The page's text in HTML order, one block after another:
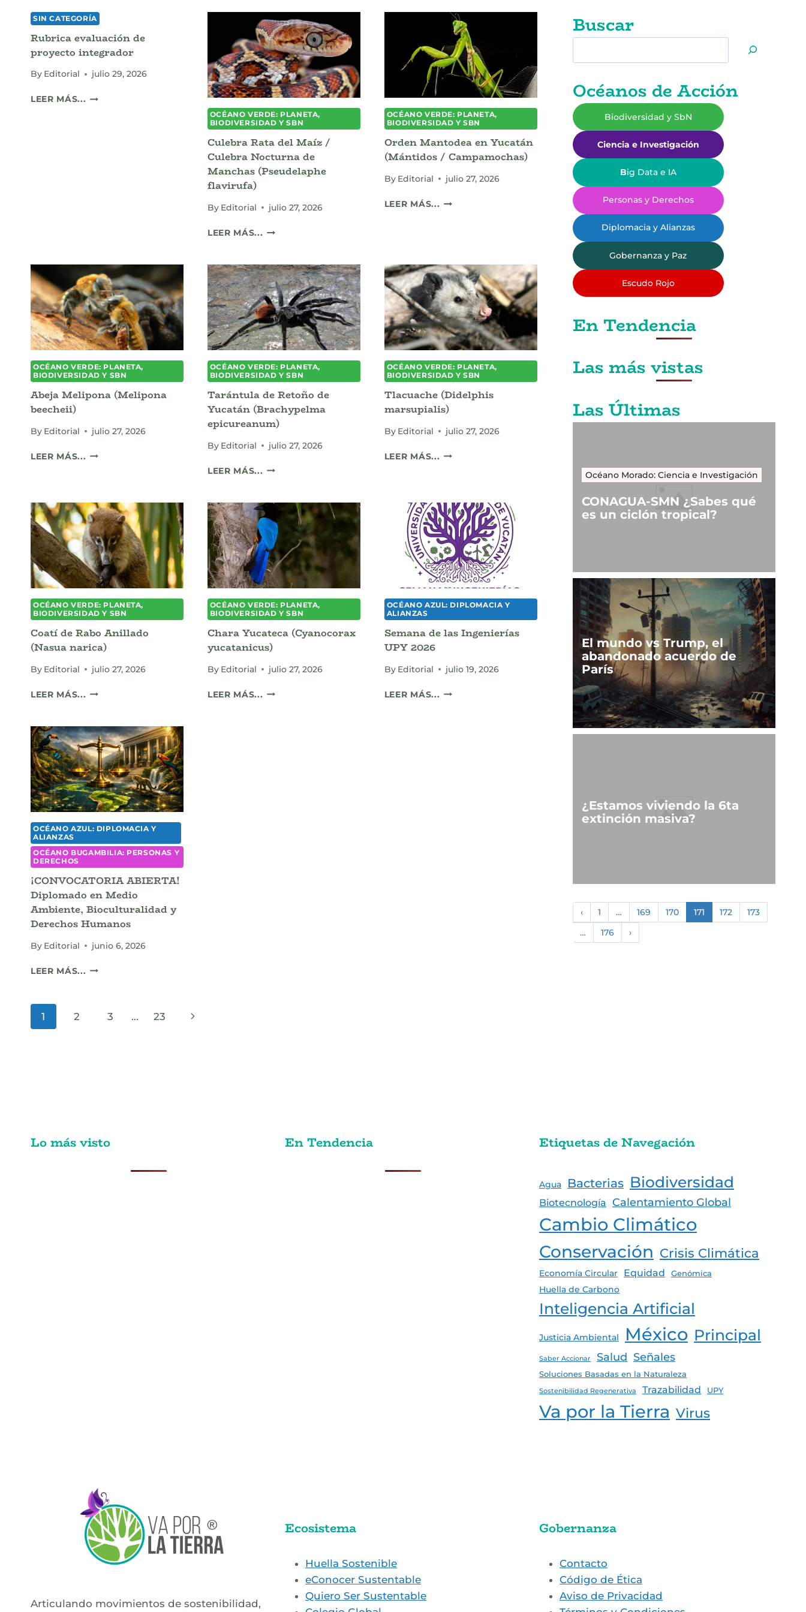
SIN CATEGORÍA
Rubrica evaluación de
proyecto integrador
By Editorial julio 29, 2026
LEER MÁS... RUBRICA
OCÉANO VERDE: PLANETA,
BIODIVERSIDAD Y SBN
Culebra Rata del Maíz /
Culebra Nocturna de
Manchas (Pseudelaphe
flavirufa)
By Editorial julio 27, 2026
LEER MÁS... CULEBRA
MAÍZ
/
CULEBRA
NOCTURNA
DE
MANCHAS
(PSEUDELAPHE
OCÉANO VERDE: PLANETA,
BIODIVERSIDAD Y SBN
Orden Mantodea en Yucatán
(Mántidos / Campamochas)
By Editorial julio 27, 2026
LEER MÁS... ORDEN
/
CAMPAMOCHAS)
OCÉANO VERDE: PLANETA,
BIODIVERSIDAD Y SBN
Abeja Melipona (Melipona
beecheii)
By Editorial julio 27, 2026
LEER MÁS... ABEJA
OCÉANO VERDE: PLANETA,
BIODIVERSIDAD Y SBN
Tarántula de Retoño de
Yucatán (Brachypelma
epicureanum)
By Editorial julio 27, 2026
LEER MÁS... TARÁNTULA
DE
YUCATÁN
(BRACHYPELMA
EPICUREANUM)
OCÉANO VERDE: PLANETA,
BIODIVERSIDAD Y SBN
Tlacuache (Didelphis
marsupialis)
By Editorial julio 27, 2026
LEER MÁS... TLACUACHE
OCÉANO VERDE: PLANETA,
BIODIVERSIDAD Y SBN
Coatí de Rabo Anillado
(Nasua narica)
By Editorial julio 27, 2026
LEER MÁS... COATÍ
ANILLADO
(NASUA
NARICA)
OCÉANO VERDE: PLANETA,
BIODIVERSIDAD Y SBN
Chara Yucateca (Cyanocorax
yucatanicus)
By Editorial julio 27, 2026
LEER MÁS... CHARA
OCÉANO AZUL: DIPLOMACIA Y
ALIANZAS
Semana de las Ingenierías
UPY 2026
By Editorial julio 19, 2026
LEER MÁS... SEMANA
OCÉANO AZUL: DIPLOMACIA Y
ALIANZAS
OCÉANO BUGAMBILIA: PERSONAS Y
DERECHOS
¡CONVOCATORIA ABIERTA!
Diplomado en Medio
Ambiente, Bioculturalidad y
Derechos Humanos
By Editorial junio 6, 2026
LEER MÁS... ¡CONVOCATORIA
MEDIO
Page
1 2 3 … 23
Next
Buscar
Océanos de Acción
Biodiversidad y SbN
Ciencia e Investigación
Big Data e IA
Personas y Derechos
Diplomacia y Alianzas
Gobernanza y Paz
Escudo Rojo
En Tendencia
Las más vistas
Las Últimas
Océano Morado: Ciencia e Investigación
CONAGUA-SMN ¿Sabes qué
es un ciclón tropical?
El mundo vs Trump, el
abandonado acuerdo de
París
¿Estamos viviendo la 6ta
extinción masiva?
‹ 1 … 169 170 171 172
173
…
176 ›
Lo más visto En Tendencia Etiquetas de Navegación
Agua Bacterias Biodiversidad
Biotecnología Calentamiento Global
Cambio Climático
Conservación Crisis Climática
Economía Circular Equidad Genómica
Huella de Carbono
Inteligencia Artificial
Justicia Ambiental México Principal
Saber Accionar Salud Señales
Soluciones Basadas en la Naturaleza
Sostenibilidad Regenerativa Trazabilidad UPY
Va por la Tierra Virus
Articulando movimientos de sostenibilidad,
Ecosistema
Huella Sostenible
eConocer Sustentable
Quiero Ser Sustentable
Gobernanza
Contacto
Código de Ética
Aviso de Privacidad